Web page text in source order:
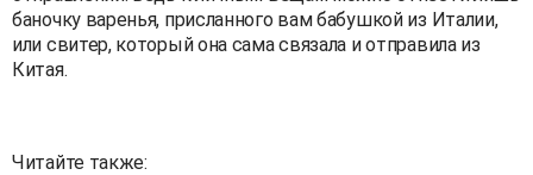
баночку варенья, присланного вам бабушкой из Италии,
или свитер, который она сама связала и отправила из
Китая.
Читайте также: